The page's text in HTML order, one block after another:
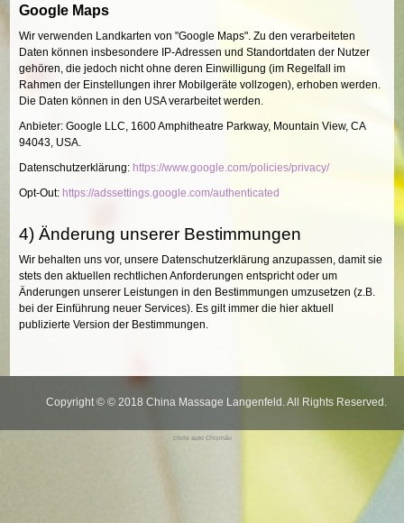
Google Maps
Wir verwenden Landkarten von "Google Maps". Zu den verarbeiteten
Daten können insbesondere IP-Adressen und Standortdaten der Nutzer
gehören, die jedoch nicht ohne deren Einwilligung (im Regelfall im
Rahmen der Einstellungen ihrer Mobilgeräte vollzogen), erhoben werden.
Die Daten können in den USA verarbeitet werden.
Anbieter: Google LLC, 1600 Amphitheatre Parkway, Mountain View, CA
94043, USA.
Datenschutzerklärung: https://www.google.com/policies/privacy/
Opt-Out: https://adssettings.google.com/authenticated
4) Änderung unserer Bestimmungen
Wir behalten uns vor, unsere Datenschutzerklärung anzupassen, damit sie
stets den aktuellen rechtlichen Anforderungen entspricht oder um
Änderungen unserer Leistungen in den Bestimmungen umzusetzen (z.B.
bei der Einführung neuer Services). Es gilt immer die hier aktuell
publizierte Version der Bestimmungen.
Copyright © © 2018 China Massage Langenfeld. All Rights Reserved.
chirie auto Chișinău